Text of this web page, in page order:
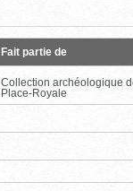
Fait partie de
Collection archéologique
Place-Royale